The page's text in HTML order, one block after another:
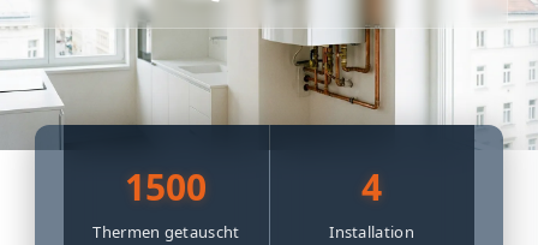
1500
Thermen getauscht
4
Installation